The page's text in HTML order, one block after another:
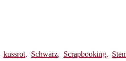
kussrot, Schwarz, Scrapbooking,